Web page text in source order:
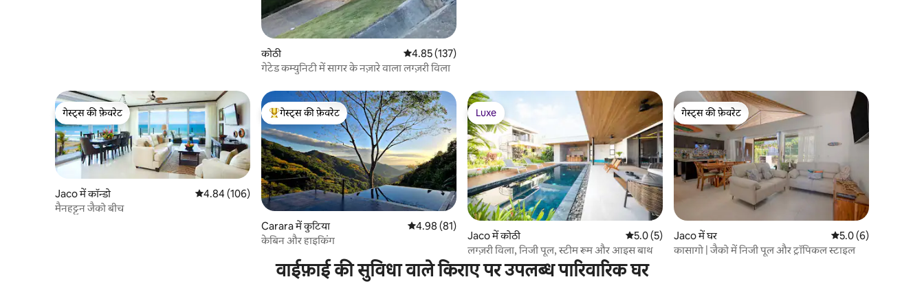
कोठी औसत रेटिंग 5 में से 4.85, 137 समीक्षाएँ
4.85 (137)
गेटेड कम्युनिटी में सागर के नज़ारे वाला लग्ज़री विला
गेस्ट्स की फ़ेवरेट
गेस्ट्स की फ़ेवरेट
Jaco में कॉन्डो औसत रेटिंग 5 में से 4.84, 106 समीक्षाएँ
4.84 (106)
मैनहट्टन जैको बीच
गेस्ट्स का टॉप फ़ेवरेट
गेस्ट्स की फ़ेवरेट
Carara में कुटिया औसत रेटिंग 5 में से 4.98, 81 समीक्षाएँ
4.98 (81)
केबिन और हाइकिंग
Luxe
Luxe
Jaco में कोठी औसत रेटिंग 5 में से 5.0, 5 समीक्षाएँ
5.0 (5)
लग्ज़री विला, निजी पूल, स्टीम रूम और आइस बाथ
गेस्ट्स की फ़ेवरेट
गेस्ट्स की फ़ेवरेट
Jaco में घर औसत रेटिंग 5 में से 5.0,
5.0 (6)
कासागो | जैको में निजी पूल और ट्रॉपिकल स्टाइल
वाईफ़ाई की सुविधा वाले किराए पर उपलब्ध पारिवारिक घर